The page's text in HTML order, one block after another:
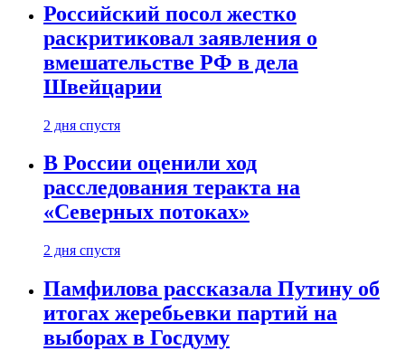
Российский посол жестко
раскритиковал заявления о
вмешательстве РФ в дела
Швейцарии
2 дня спустя
В России оценили ход
расследования теракта на
«Северных потоках»
2 дня спустя
Памфилова рассказала Путину об
итогах жеребьевки партий на
выборах в Госдуму